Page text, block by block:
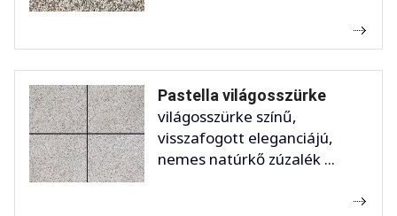
Pastella világosszürke
világosszürke színű,
visszafogott eleganciájú,
nemes natúrkő zúzalék ...